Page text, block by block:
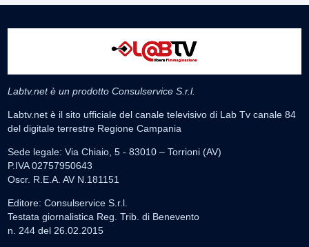
Labtv.net è un prodotto Consulservice S.r.l.
Labtv.net è il sito ufficiale del canale televisivo di Lab Tv canale 84
del digitale terrestre Regione Campania
Sede legale: Via Chiaio, 5 - 83010 – Torrioni (AV)
P.IVA 02757950643
Oscr. R.E.A. AV N.181151
Editore: Consulservice S.r.l.
Testata giornalistica Reg. Trib. di Benevento
n. 244 del 26.02.2015